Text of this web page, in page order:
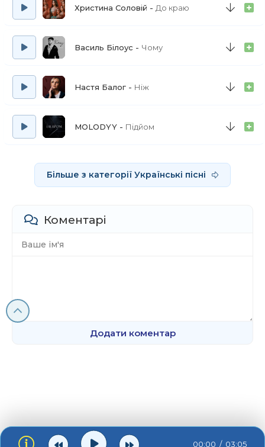
Христина Соловій До краю
Василь Білоус Чому
Настя Балог Ніж
MOLODYY Підйом
Більше з категорії Українські пісні
Коментарі
Додати коментар
00:00 03:05